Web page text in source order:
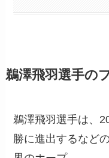
鵜澤飛羽選手の
鵜澤飛羽選手は、
勝に進出するなど